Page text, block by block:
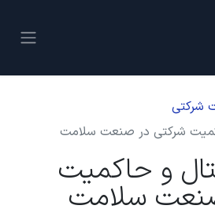
شرکتی
شرکتی در صنعت سلامت
و حاکمیت
سلامت